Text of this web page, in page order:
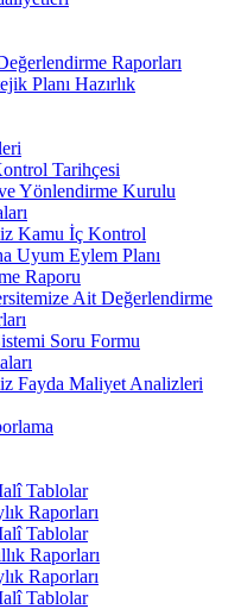
Raporları
Planı Hazırlık
Tarihçesi
Yönlendirme Kurulu
Kamu İç Kontrol
Uyum Eylem Planı
Raporu
Ait Değerlendirme
Soru Formu
Fayda Maliyet Analizleri
Tablolar
Raporları
Tablolar
Raporları
Raporları
Tablolar